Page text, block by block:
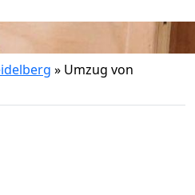
» Umzug von